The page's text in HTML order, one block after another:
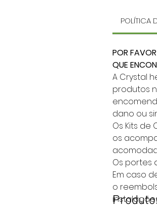
POLÍTICA
POR
QUE
A Crystal
produtos
dano ou
Os Kits
os
Os portes
Em caso
o